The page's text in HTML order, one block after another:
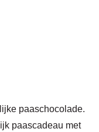
paaschocolade.
paascadeau met